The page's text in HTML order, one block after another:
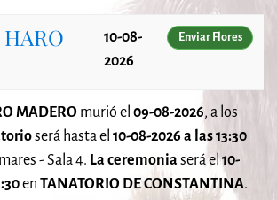
10-08-
2026
Enviar Flores
MADERO murió el 09-08-2026, a los
será hasta el 10-08-2026 a las 13:30
- Sala 4. La ceremoniaserá el10-
en TANATORIO DE CONSTANTINA.